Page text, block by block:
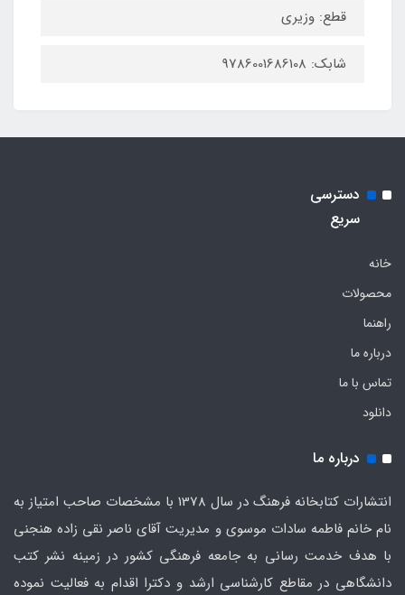
قطع: وزیری
شابک: 9786001686108
دسترسی
سریع
خانه
محصولات
راهنما
درباره ما
تماس با ما
دانلود
درباره ما
انتشارات کتابخانه فرهنگ در سال 1378 با مشخصات صاحب امتیاز به
نام خانم فاطمه سادات موسوی و مدیریت آقای ناصر نقی زاده هنجنی
با هدف خدمت رسانی به جامعه فرهنگی کشور در زمینه نشر کتب
دانشگاهی در مقاطع کارشناسی ارشد و دکترا اقدام به فعالیت نموده